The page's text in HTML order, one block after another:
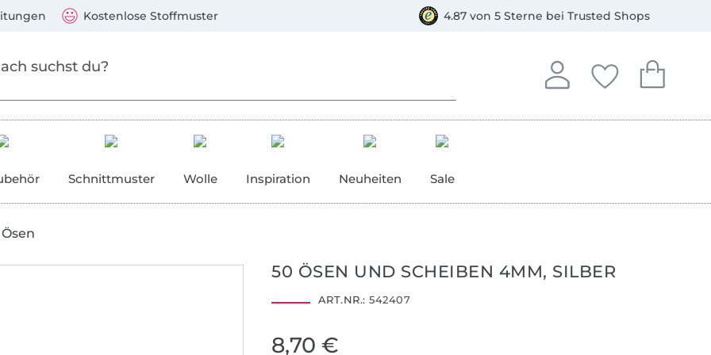
Kostenlose Stoffmuster 4.87 von 5 Sterne bei Trusted Shops
Anmelden
In deinem Konto
Deine
Du hast keine
Dein
Du hast
Schnittmuster Wolle Inspiration Neuheiten Sale
Ösen
50 ÖSEN UND SCHEIBEN 4MM, SILBER
ART.NR.: 542407
8,70 €
Mastercard, PayPal, Giropay, Kauf auf Rechnung, Vorkasse